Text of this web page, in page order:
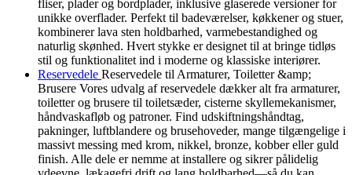
fliser, plader og bordplader, inklusive glaserede versioner for
unikke overflader. Perfekt til badeværelser, køkkener og stuer,
kombinerer lava sten holdbarhed, varmebestandighed og
naturlig skønhed. Hvert stykke er designet til at bringe tidløs
stil og funktionalitet ind i moderne og klassiske interiører.
Reservedele Reservedele til Armaturer, Toiletter &amp;
Brusere Vores udvalg af reservedele dækker alt fra armaturer,
toiletter og brusere til toiletsæder, cisterne skyllemekanismer,
håndvaskafløb og patroner. Find udskiftningshåndtag,
pakninger, luftblandere og brusehoveder, mange tilgængelige i
massivt messing med krom, nikkel, bronze, kobber eller guld
finish. Alle dele er nemme at installere og sikrer pålidelig